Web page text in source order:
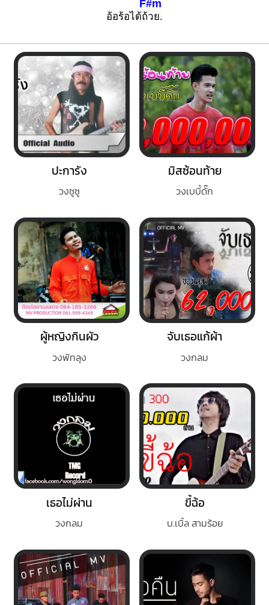
อ้อร้อได้ถ้
F#m
วย.
ปะการัง
วงซูซู
มิสซ้อนท้าย
วงเบบี้ดั๊ก
ผู้หญิงกินผัว
วงพัทลุง
จับเธอแก้ผ้า
วงกลม
เธอไม่ผ่าน
วงกลม
ขี้ฉ้อ
บ.เบิ้ล สามร้อย